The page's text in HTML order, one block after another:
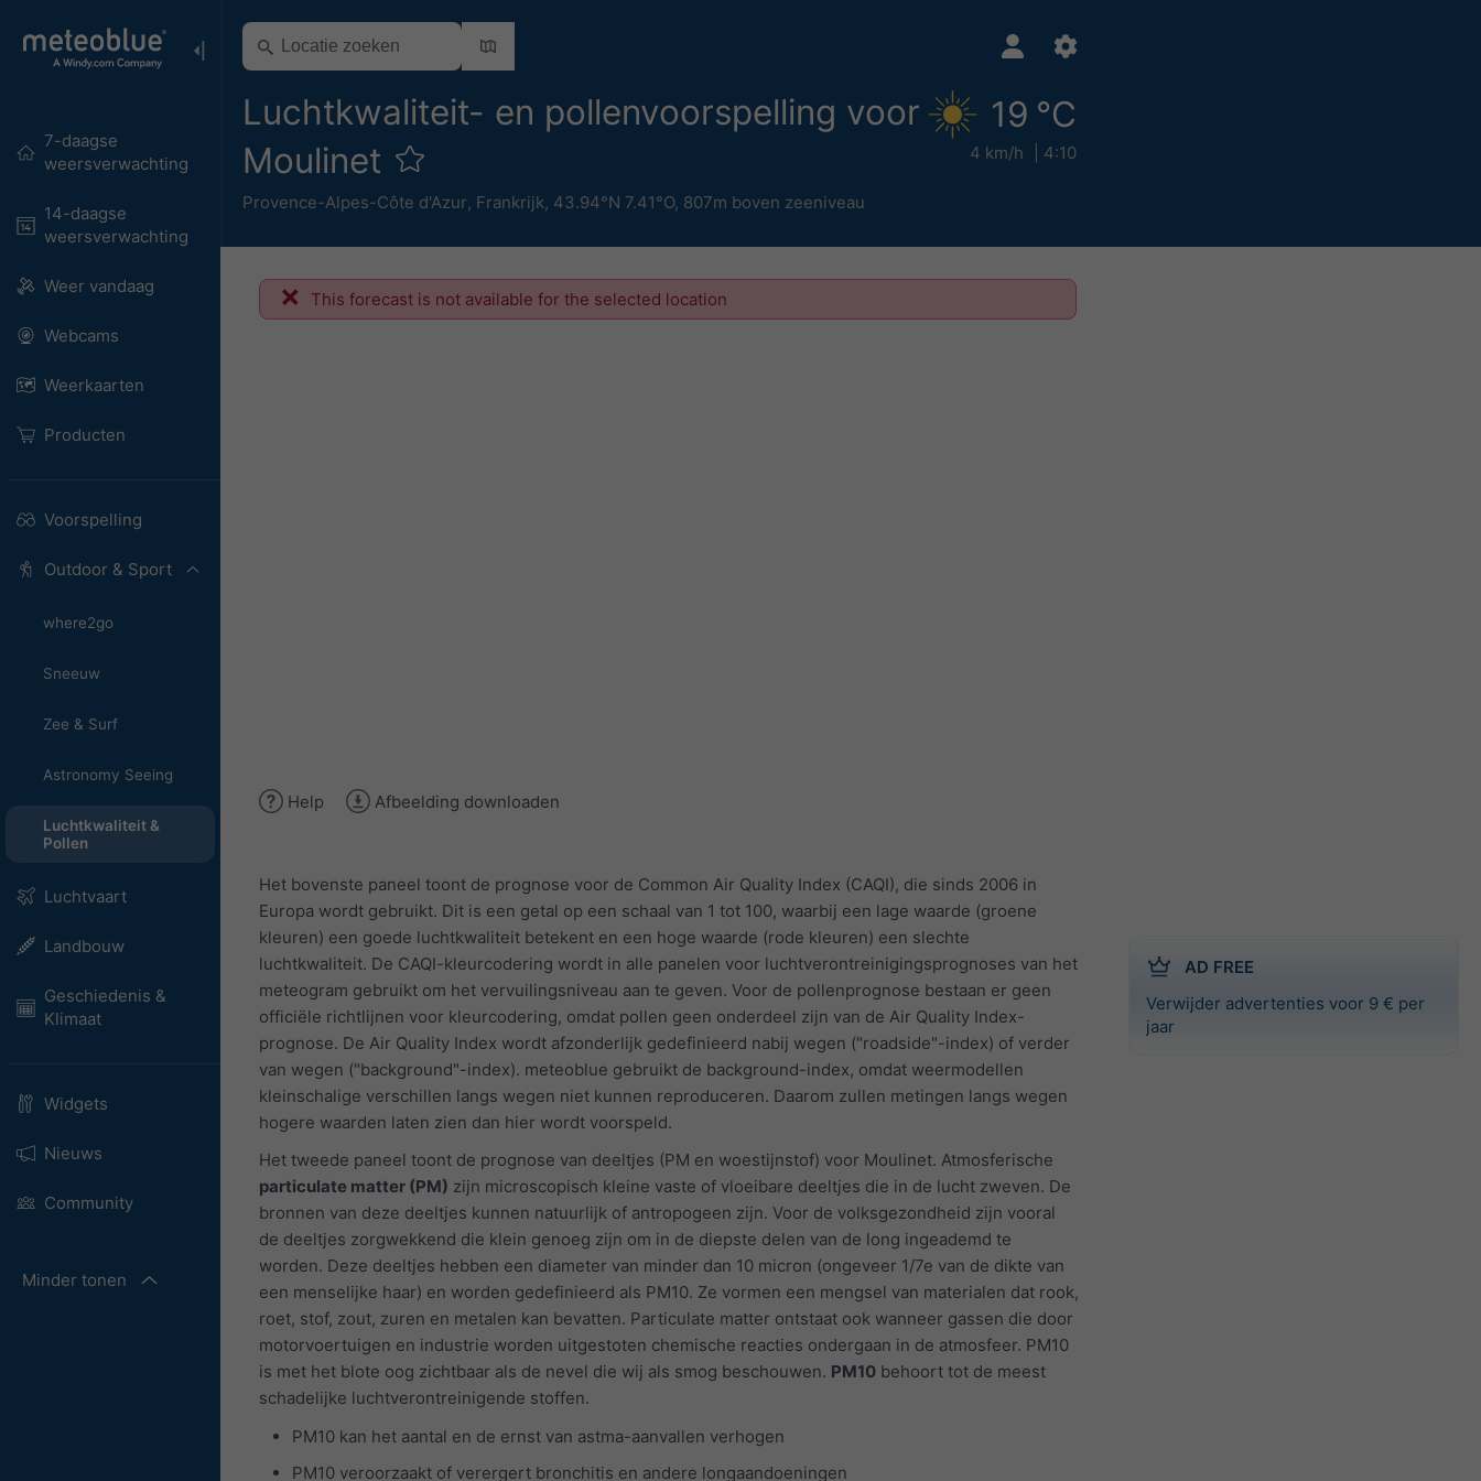
7-daagse
weersverwachting
14-daagse
weersverwachting
Weer vandaag
Webcams
Weerkaarten
Producten
Voorspelling
Outdoor & Sport
where2go
Sneeuw
Zee & Surf
Astronomy Seeing
Luchtkwaliteit &
Pollen
Luchtvaart
Landbouw
Geschiedenis &
Klimaat
Widgets
Nieuws
Community
Minder tonen
Luchtkwaliteit- en pollenvoorspelling voor
Moulinet
Provence-Alpes-Côte d'Azur, Frankrijk, 43.94°N 7.41°O, 807m boven zeeniveau
19 °C
4 km/h 4:10
AD FREE
Verwijder advertenties voor 9 € per
jaar
This forecast is not available for the selected location
Help Afbeelding downloaden
Het bovenste paneel toont de prognose voor de Common Air Quality Index (CAQI), die sinds 2006 in
Europa wordt gebruikt. Dit is een getal op een schaal van 1 tot 100, waarbij een lage waarde (groene
kleuren) een goede luchtkwaliteit betekent en een hoge waarde (rode kleuren) een slechte
luchtkwaliteit. De CAQI-kleurcodering wordt in alle panelen voor luchtverontreinigingsprognoses van het
meteogram gebruikt om het vervuilingsniveau aan te geven. Voor de pollenprognose bestaan er geen
officiële richtlijnen voor kleurcodering, omdat pollen geen onderdeel zijn van de Air Quality Index-
prognose. De Air Quality Index wordt afzonderlijk gedefinieerd nabij wegen ("roadside"-index) of verder
van wegen ("background"-index). meteoblue gebruikt de background-index, omdat weermodellen
kleinschalige verschillen langs wegen niet kunnen reproduceren. Daarom zullen metingen langs wegen
hogere waarden laten zien dan hier wordt voorspeld.
Het tweede paneel toont de prognose van deeltjes (PM en woestijnstof) voor Moulinet. Atmosferische
particulate matter (PM) zijn microscopisch kleine vaste of vloeibare deeltjes die in de lucht zweven. De
bronnen van deze deeltjes kunnen natuurlijk of antropogeen zijn. Voor de volksgezondheid zijn vooral
de deeltjes zorgwekkend die klein genoeg zijn om in de diepste delen van de long ingeademd te
worden. Deze deeltjes hebben een diameter van minder dan 10 micron (ongeveer 1/7e van de dikte van
een menselijke haar) en worden gedefinieerd als PM10. Ze vormen een mengsel van materialen dat rook,
roet, stof, zout, zuren en metalen kan bevatten. Particulate matter ontstaat ook wanneer gassen die door
motorvoertuigen en industrie worden uitgestoten chemische reacties ondergaan in de atmosfeer. PM10
is met het blote oog zichtbaar als de nevel die wij als smog beschouwen. PM10 behoort tot de meest
schadelijke luchtverontreinigende stoffen.
PM10 kan het aantal en de ernst van astma-aanvallen verhogen
PM10 veroorzaakt of verergert bronchitis en andere longaandoeningen